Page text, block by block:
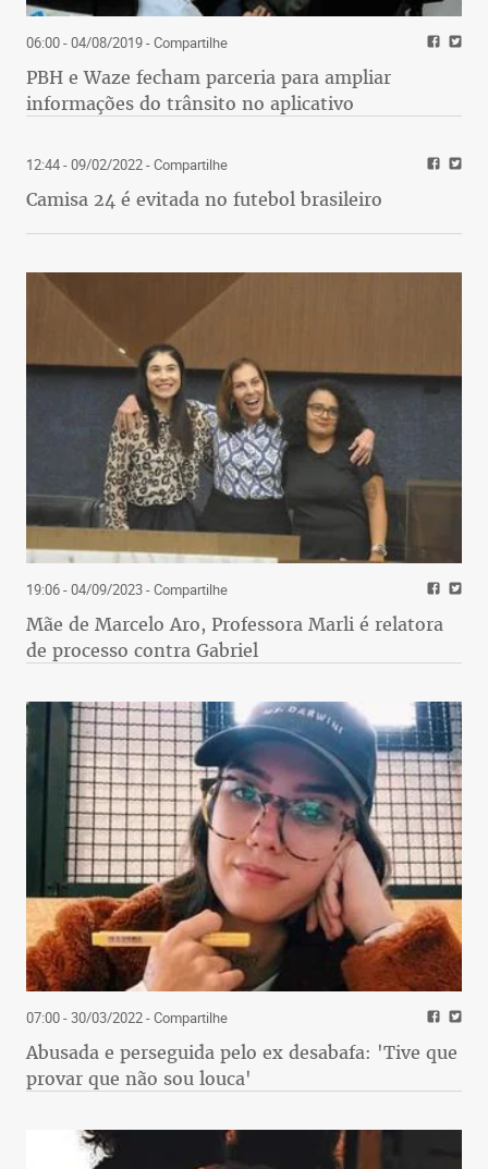
06:00 - 04/08/2019- Compartilhe
PBH e Waze fecham parceria para ampliar
informações do trânsito no aplicativo
12:44 - 09/02/2022- Compartilhe
Camisa 24 é evitada no futebol brasileiro
19:06 - 04/09/2023- Compartilhe
Mãe de Marcelo Aro, Professora Marli é relatora
de processo contra Gabriel
07:00 - 30/03/2022- Compartilhe
Abusada e perseguida pelo ex desabafa: 'Tive que
provar que não sou louca'